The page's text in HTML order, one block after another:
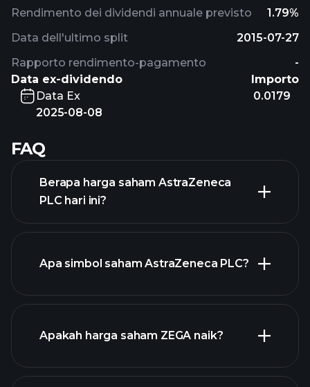
Rendimento dei dividendi annuale previsto 1.79%
Rapporto rendimento-pagamento -
Data dell'ultimo split 2015-07-27
Data ex-dividendo
Importo
Data Ex
2025-08-08
0.0179
FAQ
Berapa harga saham AstraZeneca
PLC hari ini?
grafik
Apa simbol saham AstraZeneca PLC?
Apakah harga saham ZEGA naik?